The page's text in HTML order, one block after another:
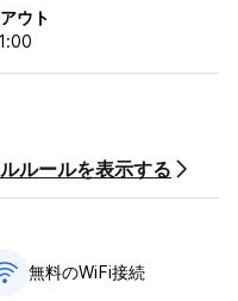
ウト
ルールを表示する
無料のWiFi接続